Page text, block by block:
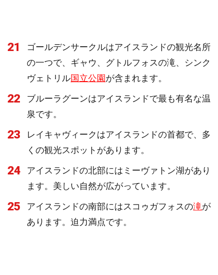
21
ゴールデンサークルはアイスランドの観光名所
の一つで、ギャウ、グトルフォスの滝、シンク
ヴェトリル国立公園が含まれます。
22
ブルーラグーンはアイスランドで最も有名な温
泉です。
23
レイキャヴィークはアイスランドの首都で、多
くの観光スポットがあります。
24
アイスランドの北部にはミーヴァトン湖があり
ます。美しい自然が広がっています。
25 アイスランドの南部にはスコゥガフォスの滝が
あります。迫力満点です。